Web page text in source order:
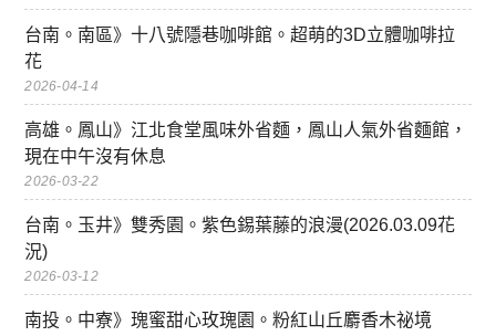
台南。南區》十八號隱巷咖啡館。超萌的3D立體咖啡拉
花
2026-04-14
高雄。鳳山》江北食堂風味外省麵，鳳山人氣外省麵館，
現在中午沒有休息
2026-03-22
台南。玉井》雙秀園。紫色錫葉藤的浪漫(2026.03.09花
況)
2026-03-12
南投。中寮》瑰蜜甜心玫瑰園。粉紅山丘麝香木祕境